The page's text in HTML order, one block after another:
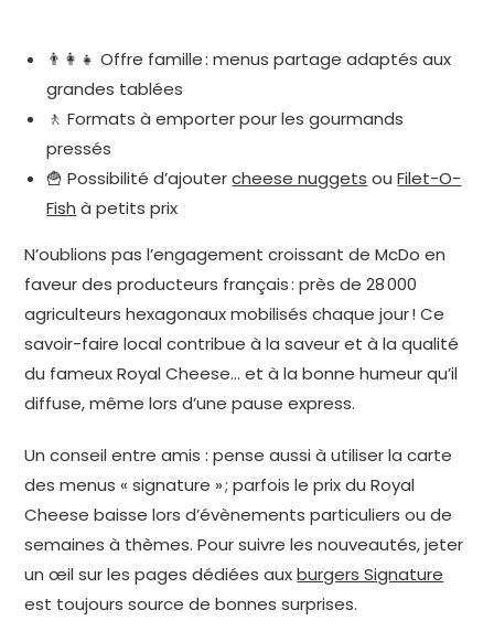
👨‍👩‍👧 Offre famille : menus partage adaptés aux
grandes tablées
🚶 Formats à emporter pour les gourmands
pressés
🍟 Possibilité d’ajoutercheese nuggets ouFilet-O-
Fish à petits prix
N’oublions pas l’engagement croissant de McDo en
faveur des producteurs français : près de 28 000
agriculteurs hexagonaux mobilisés chaque jour ! Ce
savoir-faire local contribue à la saveur et à la qualité
du fameux Royal Cheese… et à la bonne humeur qu’il
diffuse, même lors d’une pause express.
Un conseil entre amis : pense aussi à utiliser la carte
des menus « signature » ; parfois le prix du Royal
Cheese baisse lors d’évènements particuliers ou de
semaines à thèmes. Pour suivre les nouveautés, jeter
un œil sur les pages dédiées auxburgers Signature
est toujours source de bonnes surprises.